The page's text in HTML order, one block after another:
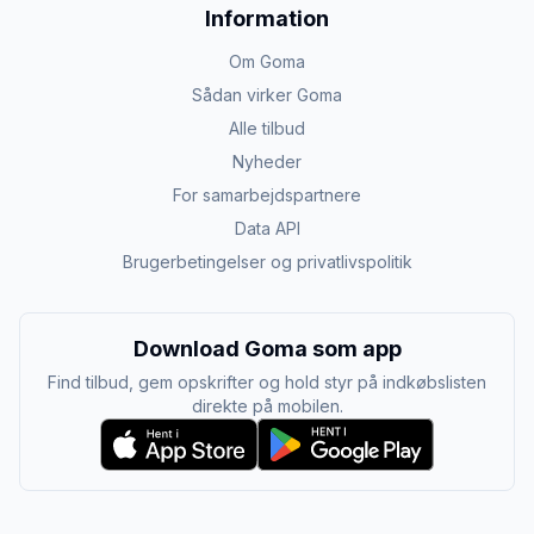
Information
Om Goma
Sådan virker Goma
Alle tilbud
Nyheder
For samarbejdspartnere
Data API
Brugerbetingelser og privatlivspolitik
Download Goma som app
Find tilbud, gem opskrifter og hold styr på indkøbslisten
direkte på mobilen.